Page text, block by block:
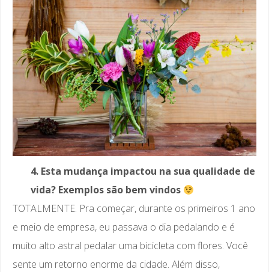
4. Esta mudança impactou na sua qualidade de
vida? Exemplos são bem vindos
TOTALMENTE. Pra começar, durante os primeiros 1 ano
e meio de empresa, eu passava o dia pedalando e é
muito alto astral pedalar uma bicicleta com flores. Você
sente um retorno enorme da cidade. Além disso,